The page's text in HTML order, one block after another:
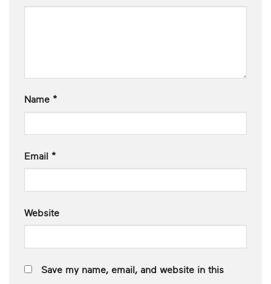
Name *
Email *
Website
Save my name, email, and website in this